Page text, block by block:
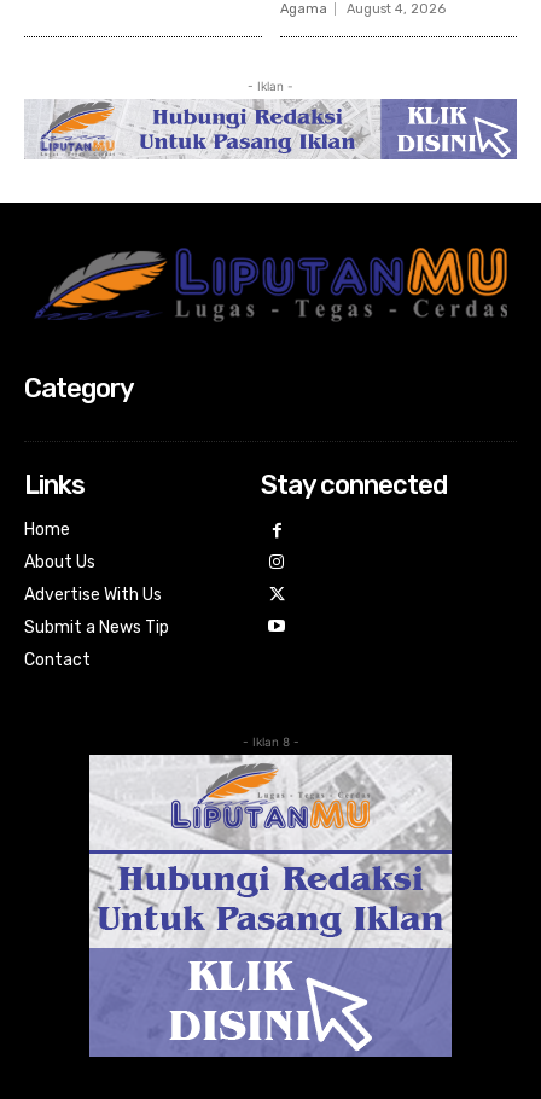
Agama August 4, 2026
- Iklan -
Category
Links
Home
About Us
Advertise With Us
Submit a News Tip
Contact
Stay connected
- Iklan 8 -